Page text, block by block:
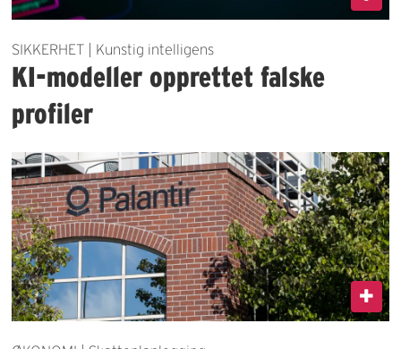
SIKKERHET | Kunstig intelligens
KI-modeller opprettet falske
profiler